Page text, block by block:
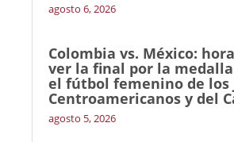
agosto 6, 2026
Colombia vs. México:
ver la final por la
el fútbol femenino de los
Centroamericanos y del
agosto 5, 2026